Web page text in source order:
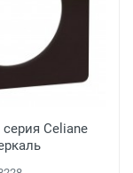
Celiane